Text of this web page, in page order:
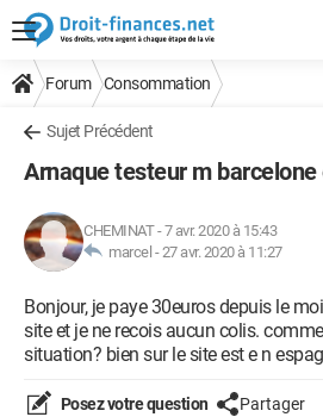
Forum Consommation
Sujet Précédent
Arnaque testeur m barcelone
CHEMINAT-7 avr. 2020 à 15:43
marcel -27 avr. 2020 à 11:27
Bonjour, je paye 30euros depuis le
site et je ne recois aucun colis.
situation? bien sur le site est e n
Posez votre question Partager